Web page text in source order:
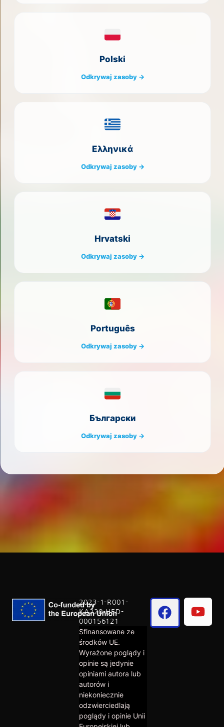
Polski
Odkrywaj zasoby →
Ελληνικά
Odkrywaj zasoby →
Hrvatski
Odkrywaj zasoby →
Português
Odkrywaj zasoby →
Български
Odkrywaj zasoby →
2023-1-R001-
KA220-HED-
000156121
Sfinansowane ze
środków UE.
Wyrażone poglądy i
opinie są jedynie
opiniami autora lub
autorów i
niekoniecznie
odzwierciedlają
poglądy i opinie Unii